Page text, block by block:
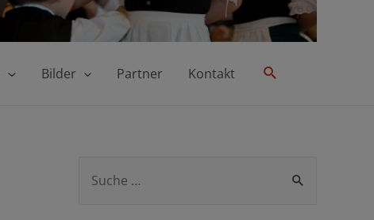
Bilder Partner Kontakt Suche